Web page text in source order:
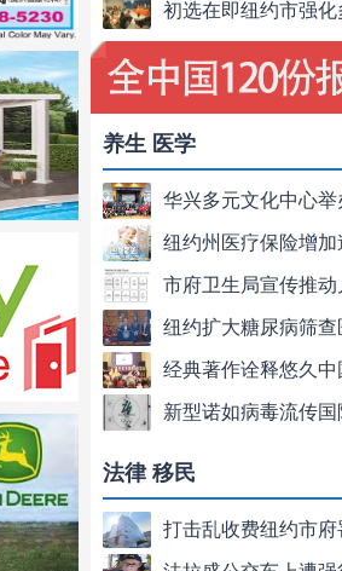
养生 医学
华兴多元文化中心
纽约州医疗保险增
市府卫生局宣传推
纽约扩大糖尿病筛
经典著作诠释悠久
新型诺如病毒流传
法律 移民